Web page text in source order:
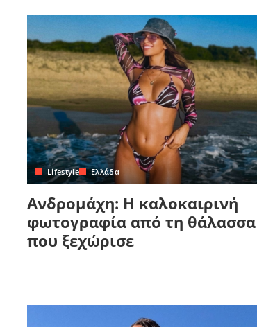
Lifestyle Ελλάδα
Ανδρομάχη: Η καλοκαιρινή
φωτογραφία από τη θάλασσα
που ξεχώρισε